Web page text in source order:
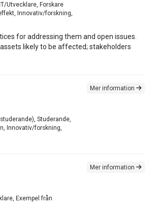
Utvecklare, Forskare
Innovativ/forskning,
for addressing them and open issues.
likely to be affected; stakeholders
Studerande,
Innovativ/forskning,
Mer information
Exempel från
Mer information